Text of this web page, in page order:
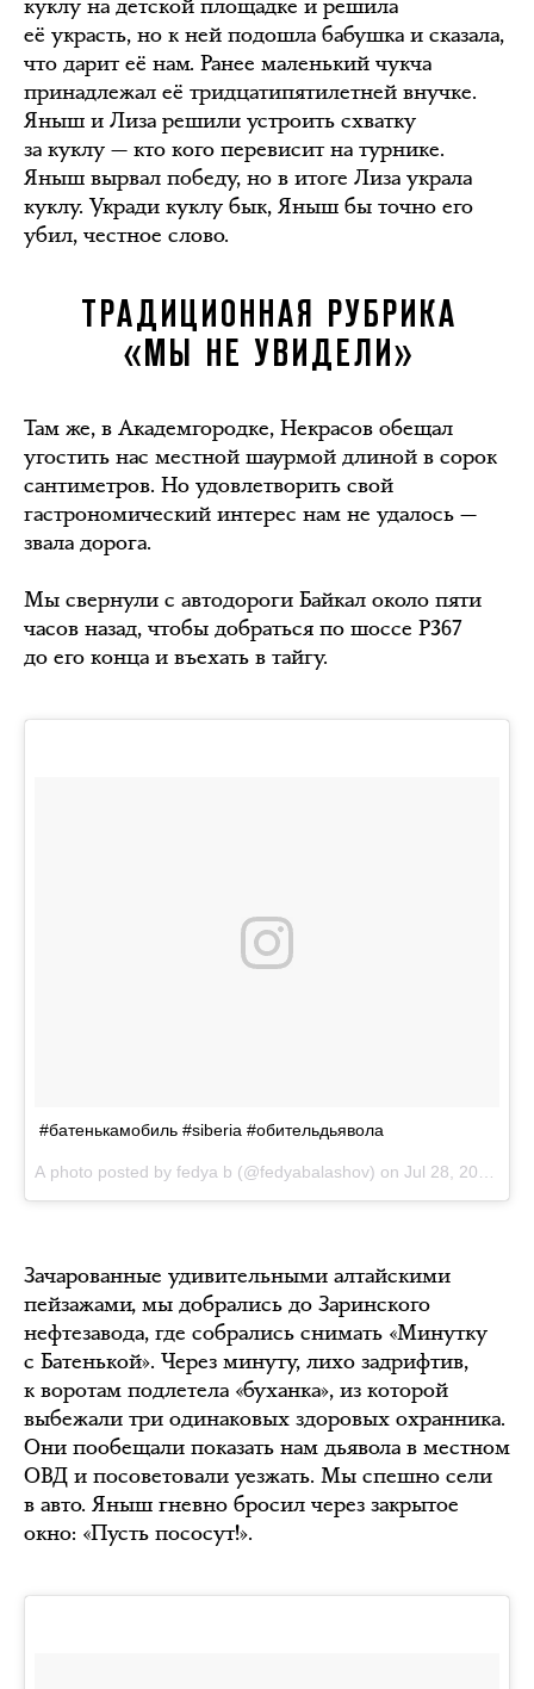
куклу на детской площадке и решила
её украсть, но к ней подошла бабушка и сказала,
что дарит её нам. Ранее маленький чукча
принадлежал её тридцатипятилетней внучке.
Яныш и Лиза решили устроить схватку
за куклу — кто кого перевисит на турнике.
Яныш вырвал победу, но в итоге Лиза украла
куклу. Укради куклу бык, Яныш бы точно его
убил, честное слово.
ТРАДИЦИОННАЯ РУБРИКА
«МЫ НЕ УВИДЕЛИ»
Там же, в Академгородке, Некрасов обещал
угостить нас местной шаурмой длиной в сорок
сантиметров. Но удовлетворить свой
гастрономический интерес нам не удалось —
звала дорога.
Мы свернули с автодороги Байкал около пяти
часов назад, чтобы добраться по шоссе Р367
до его конца и въехать в тайгу.
#батенькамобиль #siberia #обительдьявола
A photo posted by fedya b (@fedyabalashov) on Jul 28, 2016 at 3:03am PDT
Зачарованные удивительными алтайскими
пейзажами, мы добрались до Заринского
нефтезавода, где собрались снимать «Минутку
с Батенькой». Через минуту, лихо задрифтив,
к воротам подлетела «буханка», из которой
выбежали три одинаковых здоровых охранника.
Они пообещали показать нам дьявола в местном
ОВД и посоветовали уезжать. Мы спешно сели
в авто. Яныш гневно бросил через закрытое
окно: «Пусть пососут!».